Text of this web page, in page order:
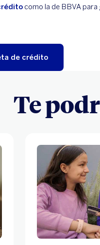
como la de BBVA
de crédito
Te